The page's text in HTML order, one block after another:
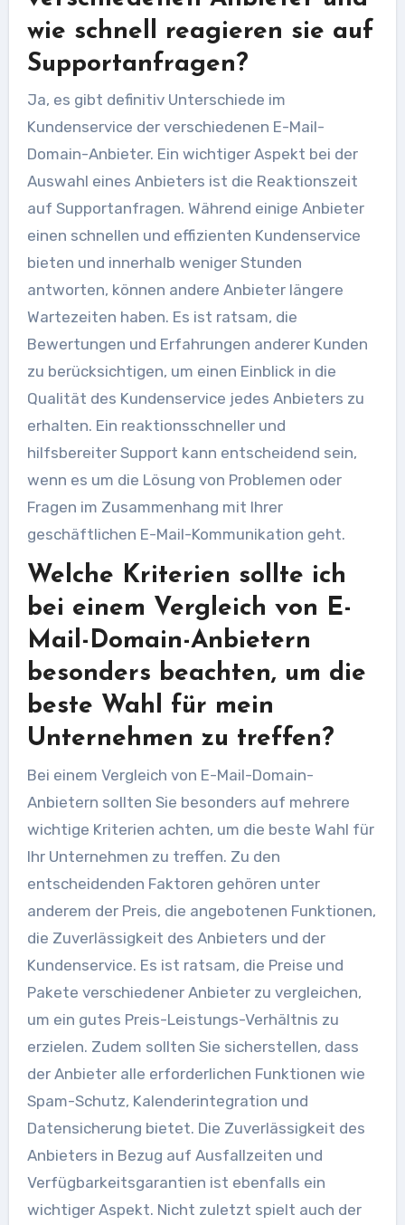
wie schnell reagieren sie auf
Supportanfragen?
Ja, es gibt definitiv Unterschiede im
Kundenservice der verschiedenen E-Mail-
Domain-Anbieter. Ein wichtiger Aspekt bei der
Auswahl eines Anbieters ist die Reaktionszeit
auf Supportanfragen. Während einige Anbieter
einen schnellen und effizienten Kundenservice
bieten und innerhalb weniger Stunden
antworten, können andere Anbieter längere
Wartezeiten haben. Es ist ratsam, die
Bewertungen und Erfahrungen anderer Kunden
zu berücksichtigen, um einen Einblick in die
Qualität des Kundenservice jedes Anbieters zu
erhalten. Ein reaktionsschneller und
hilfsbereiter Support kann entscheidend sein,
wenn es um die Lösung von Problemen oder
Fragen im Zusammenhang mit Ihrer
geschäftlichen E-Mail-Kommunikation geht.
Welche Kriterien sollte ich
bei einem Vergleich von E-
Mail-Domain-Anbietern
besonders beachten, um die
beste Wahl für mein
Unternehmen zu treffen?
Bei einem Vergleich von E-Mail-Domain-
Anbietern sollten Sie besonders auf mehrere
wichtige Kriterien achten, um die beste Wahl für
Ihr Unternehmen zu treffen. Zu den
entscheidenden Faktoren gehören unter
anderem der Preis, die angebotenen Funktionen,
die Zuverlässigkeit des Anbieters und der
Kundenservice. Es ist ratsam, die Preise und
Pakete verschiedener Anbieter zu vergleichen,
um ein gutes Preis-Leistungs-Verhältnis zu
erzielen. Zudem sollten Sie sicherstellen, dass
der Anbieter alle erforderlichen Funktionen wie
Spam-Schutz, Kalenderintegration und
Datensicherung bietet. Die Zuverlässigkeit des
Anbieters in Bezug auf Ausfallzeiten und
Verfügbarkeitsgarantien ist ebenfalls ein
wichtiger Aspekt. Nicht zuletzt spielt auch der